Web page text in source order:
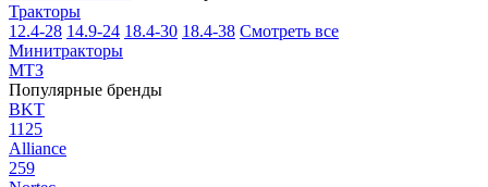
Тракторы
12.4-28 14.9-24 18.4-30 18.4-38 Смотреть все
Минитракторы
МТЗ
Популярные бренды
BKT
1125
Alliance
259